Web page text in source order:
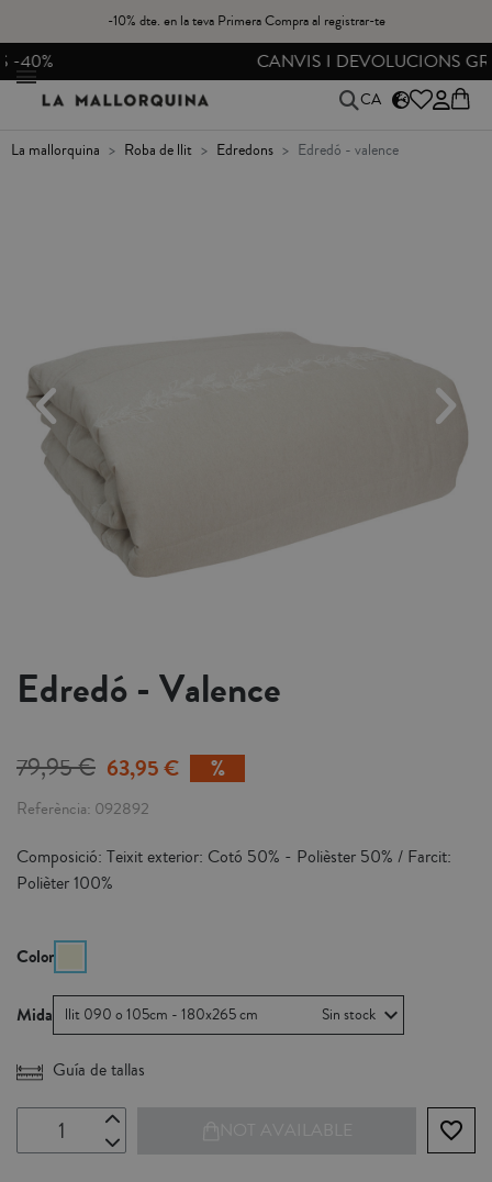
-10% dte. en la teva Primera Compra al registrar-te
CANVIS I DEVOLUCIONS GRATIS A PENÍNSULA
CA
la mallorquina roba de llit edredons edredó - valence
Edredó - Valence
79,95 € 63,95 €
Referència 092892
Composició: Teixit exterior: Cotó 50% - Polièster 50% / Farcit:
Polièter 100%
Color
Mida llit 090 o 105cm - 180x265 cm Sin stock
Guía de tallas
favorite_border